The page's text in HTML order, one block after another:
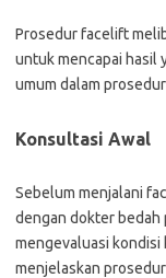
Prosedur facelift
untuk mencapai hasil
umum dalam
Konsultasi Awal
Sebelum menjalani
dengan dokter bedah
mengevaluasi kondisi
menjelaskan